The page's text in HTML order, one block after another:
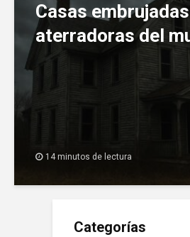
Casas
aterradoras del
14 minutos de lectura
Categorías